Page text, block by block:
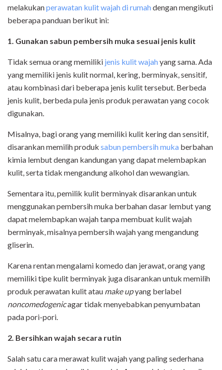
melakukanperawatan kulit wajah di rumahdengan mengikuti
beberapa panduan berikut ini:
1. Gunakan sabun pembersih muka sesuai jenis kulit
Tidak semua orang memiliki jenis kulit wajahyang sama. Ada
yang memiliki jenis kulit normal, kering, berminyak, sensitif,
atau kombinasi dari beberapa jenis kulit tersebut. Berbeda
jenis kulit, berbeda pula jenis produk perawatan yang cocok
digunakan.
Misalnya, bagi orang yang memiliki kulit kering dan sensitif,
disarankan memilih produk sabun pembersih muka berbahan
kimia lembut dengan kandungan yang dapat melembapkan
kulit, serta tidak mengandung alkohol dan wewangian.
Sementara itu, pemilik kulit berminyak disarankan untuk
menggunakan pembersih muka berbahan dasar lembut yang
dapat melembapkan wajah tanpa membuat kulit wajah
berminyak, misalnya pembersih wajah yang mengandung
gliserin.
Karena rentan mengalami komedo dan jerawat, orang yang
memiliki tipe kulit berminyak juga disarankan untuk memilih
produk perawatan kulit atau make upyang berlabel
noncomedogenicagar tidak menyebabkan penyumbatan
pada pori-pori.
2. Bersihkan wajah secara rutin
Salah satu cara merawat kulit wajah yang paling sederhana